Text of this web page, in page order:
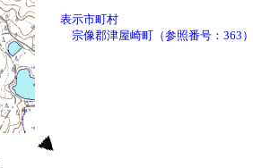
表示市町村
宗像郡津屋崎町（参照番号：363）